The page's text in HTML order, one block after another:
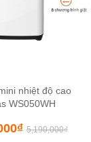
nhiệt độ cao
WS050WH
₫ 5,190,000₫